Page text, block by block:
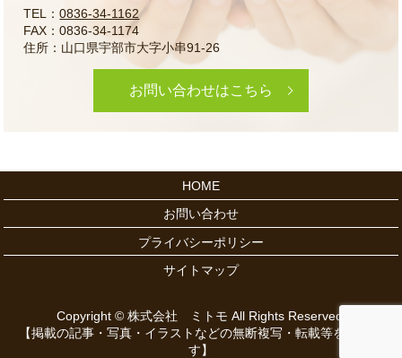
TEL：0836-34-1162
FAX：0836-34-1174
住所：山口県宇部市大字小串91-26
お問い合わせはこちら
HOME
お問い合わせ
プライバシーポリシー
サイトマップ
Copyright © 株式会社 ミトモ All Rights Reserved.
【掲載の記事・写真・イラストなどの無断複写・転載等を禁じま
す】